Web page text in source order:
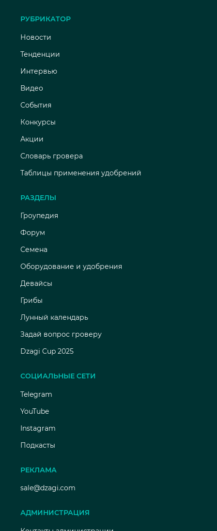
РУБРИКАТОР
Новости
Тенденции
Интервью
Видео
События
Конкурсы
Акции
Словарь гровера
Таблицы применения удобрений
РАЗДЕЛЫ
Гроупедия
Форум
Семена
Оборудование и удобрения
Девайсы
Грибы
Лунный календарь
Задай вопрос гроверу
Dzagi Cup 2025
СОЦИАЛЬНЫЕ СЕТИ
Telegram
YouTube
Instagram
Подкасты
РЕКЛАМА
sale@dzagi.com
АДМИНИСТРАЦИЯ